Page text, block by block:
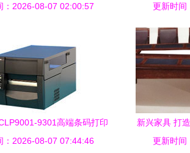
批发服务
：2026-08-07 02:00:57
器
更新时间
9301高端条码打印
批发赋能办公新效率
：2026-08-07 07:44:46
新兴家具 打
更新时间